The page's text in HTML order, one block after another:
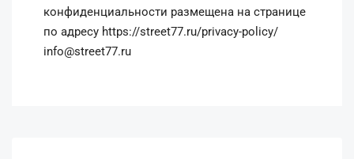
конфиденциальности размещена на странице
по адресу https://street77.ru/privacy-policy/
info@street77.ru